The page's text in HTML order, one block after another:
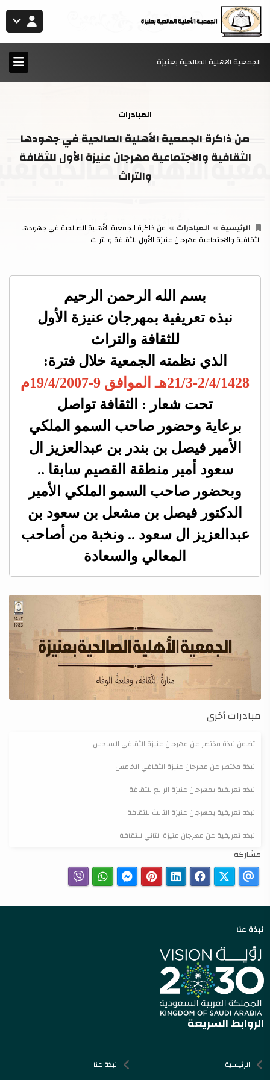
الجمعية الاهلية الصالحية بعنيزة
المبادرات
من ذاكرة الجمعية الأهلية الصالحية في جهودها
الثقافية والاجتماعية مهرجان عنيزة الأول للثقافة
والتراث
الرئيسية المبادرات
من ذاكرة الجمعية الأهلية الصالحية في جهودها
الثقافية والاجتماعية مهرجان عنيزة الأول للثقافة والتراث
بسم الله الرحمن الرحيم
نبذه تعريفية بمهرجان عنيزة الأول
للثقافة والتراث
الذي نظمته الجمعية خلال فترة:
21/3-2/4/1428هـ الموافق 9-19/4/2007م
تحت شعار : الثقافة تواصل
برعاية وحضور صاحب السمو الملكي
الأمير فيصل بن بندر بن عبدالعزيز ال
سعود أمير منطقة القصيم سابقا ..
وبحضور صاحب السمو الملكي الأمير
الدكتور فيصل بن مشعل بن سعود بن
عبدالعزيز ال سعود .. ونخبة من أصاحب
المعالي والسعادة
مبادرات أخرى
تضمن نبذة مختصر عن مهرجان عنيزة الثقافي السادس
نبذة مختصر عن مهرجان عنيزة الثقافي الخامس
نبذه تعريفية بمهرجان عنيزة الرابع للثقافة
نبذه تعريفية بمهرجان عنيزة الثالث للثقافة
نبذه تعريفية عن مهرجان عنيزة الثاني للثقافة
مشاركة
نبذة عنا
الروابط السريعة
الرئيسية نبذة عنا